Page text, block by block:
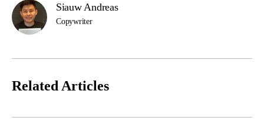
Siauw Andreas
Copywriter
Related Articles